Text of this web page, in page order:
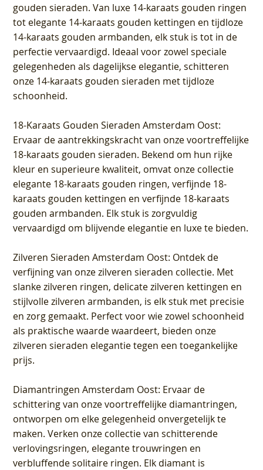
gouden sieraden. Van luxe 14-karaats gouden ringen
tot elegante 14-karaats gouden kettingen en tijdloze
14-karaats gouden armbanden, elk stuk is tot in de
perfectie vervaardigd. Ideaal voor zowel speciale
gelegenheden als dagelijkse elegantie, schitteren
onze 14-karaats gouden sieraden met tijdloze
schoonheid.
18-Karaats Gouden Sieraden Amsterdam Oost:
Ervaar de aantrekkingskracht van onze voortreffelijke
18-karaats gouden sieraden. Bekend om hun rijke
kleur en superieure kwaliteit, omvat onze collectie
elegante 18-karaats gouden ringen, verfijnde 18-
karaats gouden kettingen en verfijnde 18-karaats
gouden armbanden. Elk stuk is zorgvuldig
vervaardigd om blijvende elegantie en luxe te bieden.
Zilveren Sieraden Amsterdam Oost: Ontdek de
verfijning van onze zilveren sieraden collectie. Met
slanke zilveren ringen, delicate zilveren kettingen en
stijlvolle zilveren armbanden, is elk stuk met precisie
en zorg gemaakt. Perfect voor wie zowel schoonheid
als praktische waarde waardeert, bieden onze
zilveren sieraden elegantie tegen een toegankelijke
prijs.
Diamantringen Amsterdam Oost: Ervaar de
schittering van onze voortreffelijke diamantringen,
ontworpen om elke gelegenheid onvergetelijk te
maken. Verken onze collectie van schitterende
verlovingsringen, elegante trouwringen en
verbluffende solitaire ringen. Elk diamant is